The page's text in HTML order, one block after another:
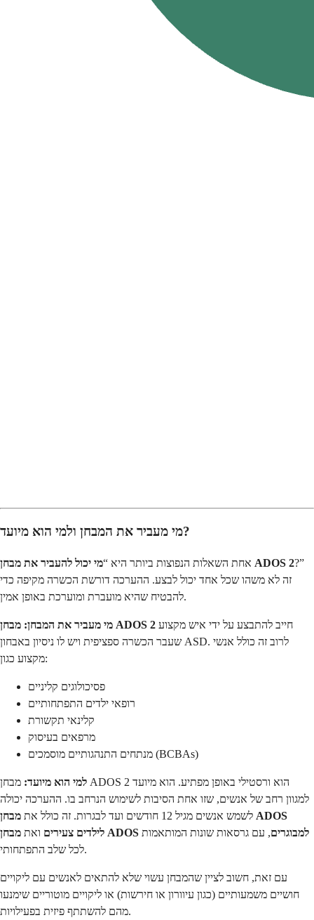
מי מעביר את המבחן ולמי הוא מיועד?
אחת השאלות הנפוצות ביותר היא “ מי יכול להעביר את מבחן ADOS 2?”
זה לא משהו שכל אחד יכול לבצע. ההערכה דורשת הכשרה מקיפה כדי
להבטיח שהיא מועברת ומוערכת באופן אמין.
מי מעביר את המבחן: מבחן ADOS 2
שעבר הכשרה ספציפית ויש לו ניסיון באבחון ASD. לרוב זה כולל אנשי
מקצוע כגון:
פסיכולוגים קליניים
רופאי ילדים התפתחותיים
קלינאי תקשורת
מרפאים בעיסוק
מנתחים התנהגותיים מוסמכים (BCBAs)
למי הוא מיועד: מבחן ADOS 2 הוא ורסטילי באופן מפתיע. הוא מיועד
למגוון רחב של אנשים, שזו אחת הסיבות לשימוש הנרחב בו. ההערכה יכולה
לשמש אנשים מגיל 12 חודשים ועד לבגרות. זה כולל את
מבחן ADOS
לילדים צעירים ואת מבחן ADOS למבוגרים, עם גרסאות שונות המותאמות
לכל שלב התפתחותי.
עם זאת, חשוב לציין שהמבחן עשוי שלא להתאים לאנשים עם ליקויים
חושיים משמעותיים (כגון עיוורון או חירשות) או ליקויים מוטוריים שימנעו
מהם להשתתף פיזית בפעילויות.